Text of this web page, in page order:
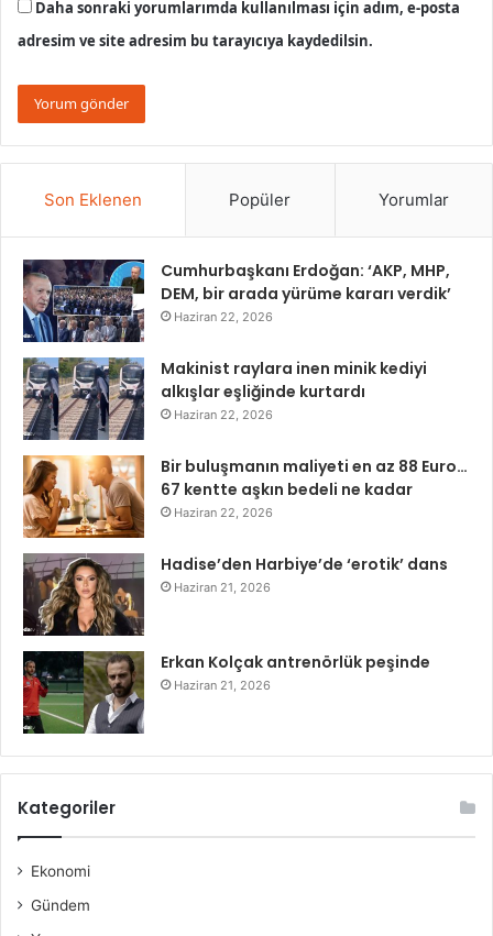
Daha sonraki yorumlarımda kullanılması için adım, e-posta
adresim ve site adresim bu tarayıcıya kaydedilsin.
Son Eklenen Popüler Yorumlar
Cumhurbaşkanı Erdoğan: ‘AKP, MHP,
DEM, bir arada yürüme kararı verdik’
Haziran 22, 2026
Makinist raylara inen minik kediyi
alkışlar eşliğinde kurtardı
Haziran 22, 2026
Bir buluşmanın maliyeti en az 88 Euro…
67 kentte aşkın bedeli ne kadar
Haziran 22, 2026
Hadise’den Harbiye’de ‘erotik’ dans
Haziran 21, 2026
Erkan Kolçak antrenörlük peşinde
Haziran 21, 2026
Kategoriler
Ekonomi
Gündem